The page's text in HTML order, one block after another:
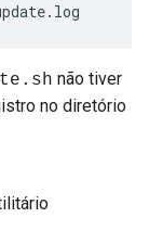
. log
não tiver
no diretório